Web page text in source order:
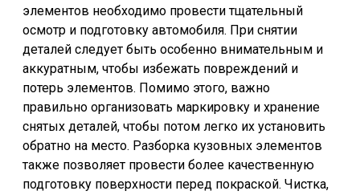
элементов необходимо провести тщательный
осмотр и подготовку автомобиля. При снятии
деталей следует быть особенно внимательным и
аккуратным, чтобы избежать повреждений и
потерь элементов. Помимо этого, важно
правильно организовать маркировку и хранение
снятых деталей, чтобы потом легко их установить
обратно на место. Разборка кузовных элементов
также позволяет провести более качественную
подготовку поверхности перед покраской. Чистка,